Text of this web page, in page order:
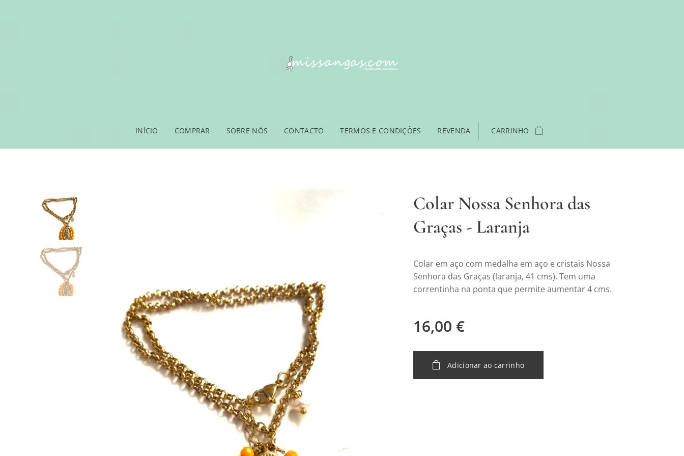
INÍCIO COMPRAR SOBRE NÓS CONTACTO TERMOS E CONDIÇÕES REVENDA CARRINHO
Colar Nossa Senhora das
Graças - Laranja
Colar em aço com medalha em aço e cristais Nossa
Senhora das Graças (laranja, 41 cms). Tem uma
correntinha na ponta que permite aumentar 4 cms.
16,00 €
Adicionar ao carrinho